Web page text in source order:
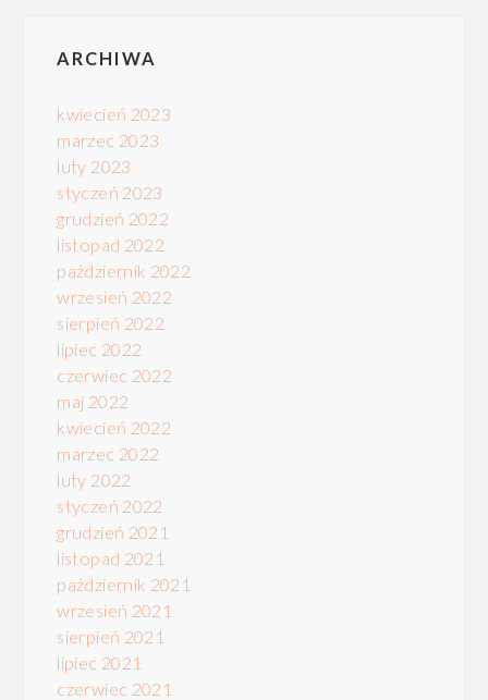
ARCHIWA
kwiecień 2023
marzec 2023
luty 2023
styczeń 2023
grudzień 2022
listopad 2022
październik 2022
wrzesień 2022
sierpień 2022
lipiec 2022
czerwiec 2022
maj 2022
kwiecień 2022
marzec 2022
luty 2022
styczeń 2022
grudzień 2021
listopad 2021
październik 2021
wrzesień 2021
sierpień 2021
lipiec 2021
czerwiec 2021